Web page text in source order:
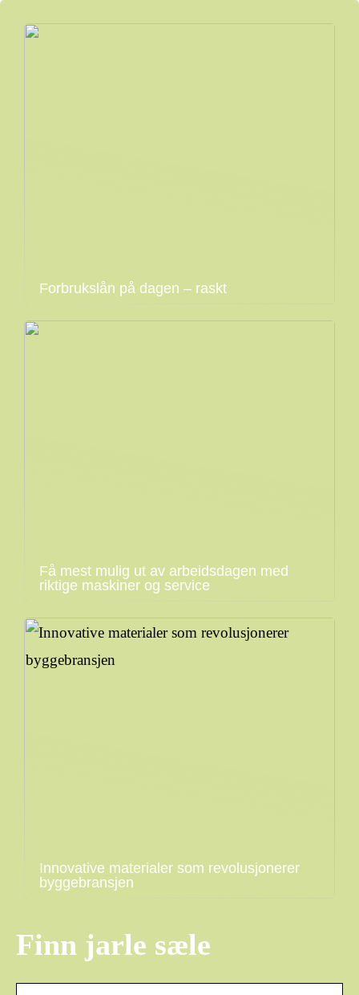
Forbrukslån på dagen – raskt
Få mest mulig ut av arbeidsdagen med
riktige maskiner og service
Innovative materialer som revolusjonerer
byggebransjen
Finn jarle sæle